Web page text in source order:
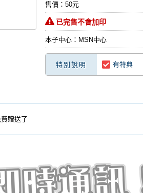
售價：50元
已完售不會加印
本子中心：MSN中心
特別說明 有特典
贈送了